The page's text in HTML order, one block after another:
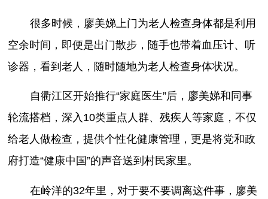
很多时候，廖美娣上门为老人检查身体都是利用
空余时间，即便是出门散步，随手也带着血压计、听
诊器，看到老人，随时随地为老人检查身体状况。
自衢江区开始推行“家庭医生”后，廖美娣和同事
轮流搭档，深入10类重点人群、残疾人等家庭，不仅
给老人做检查，提供个性化健康管理，更是将党和政
府打造“健康中国”的声音送到村民家里。
在岭洋的32年里，对于要不要调离这件事，廖美